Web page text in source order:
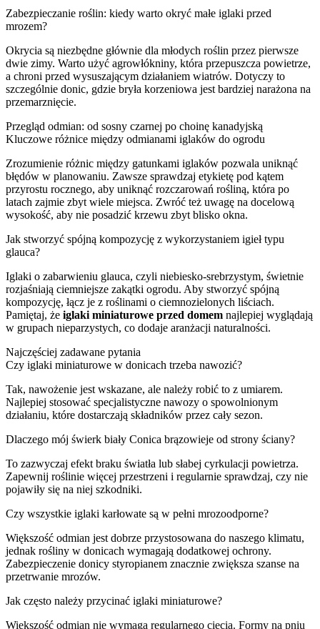
Zabezpieczanie roślin: kiedy warto okryć małe iglaki przed
mrozem?
Okrycia są niezbędne głównie dla młodych roślin przez pierwsze
dwie zimy. Warto użyć agrowłókniny, która przepuszcza powietrze,
a chroni przed wysuszającym działaniem wiatrów. Dotyczy to
szczególnie donic, gdzie bryła korzeniowa jest bardziej narażona na
przemarznięcie.
Przegląd odmian: od sosny czarnej po choinę kanadyjską
Kluczowe różnice między odmianami iglaków do ogrodu
Zrozumienie różnic między gatunkami iglaków pozwala uniknąć
błędów w planowaniu. Zawsze sprawdzaj etykietę pod kątem
przyrostu rocznego, aby uniknąć rozczarowań rośliną, która po
latach zajmie zbyt wiele miejsca. Zwróć też uwagę na docelową
wysokość, aby nie posadzić krzewu zbyt blisko okna.
Jak stworzyć spójną kompozycję z wykorzystaniem igieł typu
glauca?
Iglaki o zabarwieniu glauca, czyli niebiesko-srebrzystym, świetnie
rozjaśniają ciemniejsze zakątki ogrodu. Aby stworzyć spójną
kompozycję, łącz je z roślinami o ciemnozielonych liściach.
Pamiętaj, że iglaki miniaturowe przed domem najlepiej wyglądają
w grupach nieparzystych, co dodaje aranżacji naturalności.
Najczęściej zadawane pytania
Czy iglaki miniaturowe w donicach trzeba nawozić?
Tak, nawożenie jest wskazane, ale należy robić to z umiarem.
Najlepiej stosować specjalistyczne nawozy o spowolnionym
działaniu, które dostarczają składników przez cały sezon.
Dlaczego mój świerk biały Conica brązowieje od strony ściany?
To zazwyczaj efekt braku światła lub słabej cyrkulacji powietrza.
Zapewnij roślinie więcej przestrzeni i regularnie sprawdzaj, czy nie
pojawiły się na niej szkodniki.
Czy wszystkie iglaki karłowate są w pełni mrozoodporne?
Większość odmian jest dobrze przystosowana do naszego klimatu,
jednak rośliny w donicach wymagają dodatkowej ochrony.
Zabezpieczenie donicy styropianem znacznie zwiększa szanse na
przetrwanie mrozów.
Jak często należy przycinać iglaki miniaturowe?
Większość odmian nie wymaga regularnego cięcia. Formy na pniu